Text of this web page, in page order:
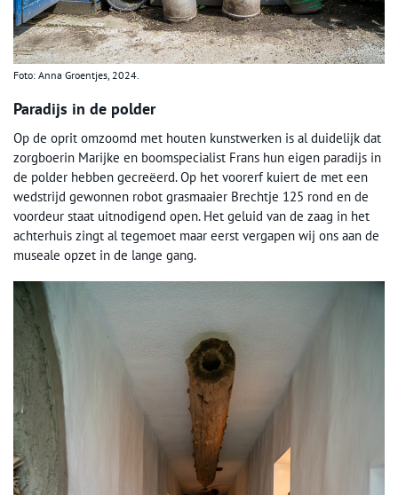
Foto: Anna Groentjes, 2024.
Paradijs in de polder
Op de oprit omzoomd met houten kunstwerken is al duidelijk dat
zorgboerin Marijke en boomspecialist Frans hun eigen paradijs in
de polder hebben gecreëerd. Op het voorerf kuiert de met een
wedstrijd gewonnen robot grasmaaier Brechtje 125 rond en de
voordeur staat uitnodigend open. Het geluid van de zaag in het
achterhuis zingt al tegemoet maar eerst vergapen wij ons aan de
museale opzet in de lange gang.